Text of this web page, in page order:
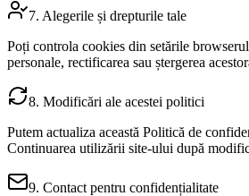
7. Alegerile și drepturile tale
Poți controla cookies din setările
personale, rectificarea sau ștergerea
8. Modificări ale acestei politici
Putem actualiza această Politică de
Continuarea utilizării site‑ului după
9. Contact pentru confidențialitate